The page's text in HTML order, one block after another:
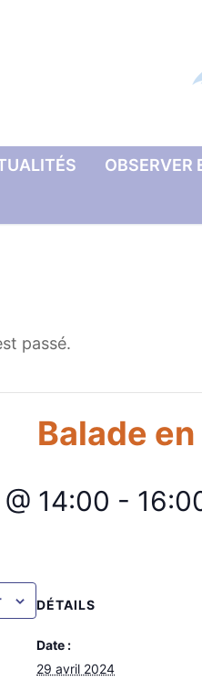
OBSERVER
passé.
Balade
14:00 -
DÉTAILS
Date :
29 avril 2024